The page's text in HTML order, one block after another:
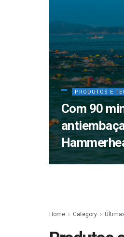
PRODUTOS E
Com 90
Home Category